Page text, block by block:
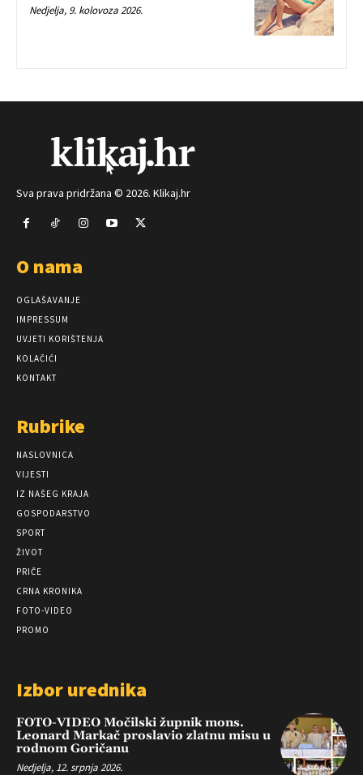
Nedjelja, 9. kolovoza 2026.
Sva prava pridržana © 2026. Klikaj.hr
O nama
OGLAŠAVANJE
IMPRESSUM
UVJETI KORIŠTENJA
KOLAČIĆI
KONTAKT
Rubrike
NASLOVNICA
VIJESTI
IZ NAŠEG KRAJA
GOSPODARSTVO
SPORT
ŽIVOT
PRIČE
CRNA KRONIKA
FOTO-VIDEO
PROMO
Izbor urednika
FOTO-VIDEO Močilski župnik mons.
Leonard Markač proslavio zlatnu misu u
rodnom Goričanu
Nedjelja, 12. srpnja 2026.